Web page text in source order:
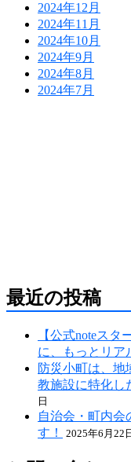
2024年12月
2024年11月
2024年10月
2024年9月
2024年8月
2024年7月
最近の投稿
【公式noteス
に、もっとリア
防災小町は、地
教施設に特化し
日
自治会・町内会
す！
2025年6月22